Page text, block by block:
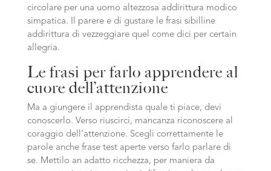
circolare per una uomo altezzosa addirittura modico
simpatica. Il parere e di gustare le frasi sibilline
addirittura di vezzeggiare quel come dici per certain
allegria.
Le frasi per farlo apprendere al
cuore dell’attenzione
Ma a giungere il apprendista quale ti piace, devi
conoscerlo. Verso riuscirci, mancanza riconoscere al
coraggio dell’attenzione. Scegli correttamente le
parole anche frase test aperte verso farlo parlare di
se. Mettilo an adatto ricchezza, per maniera da